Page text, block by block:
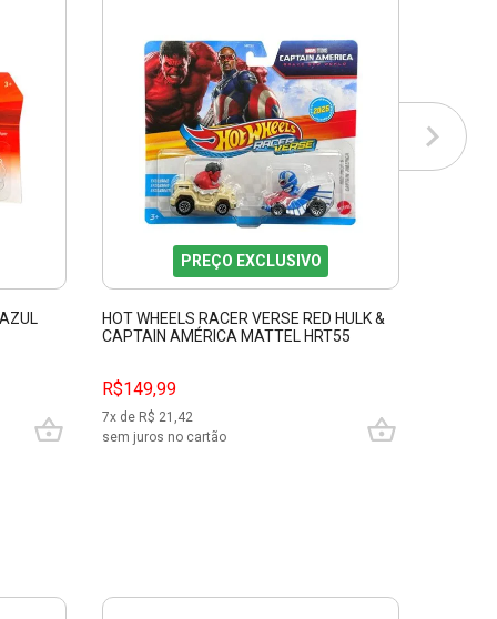
PREÇO EXCLUSIVO
HOT WHEELS RACER VERSE RED HULK &
CAPTAIN AMÉRICA MATTEL HRT55
R$149,99
7x de R$ 21,42
sem juros no cartão